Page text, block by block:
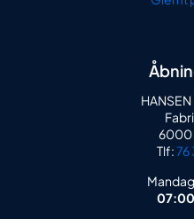
HANSEN
6000
Tlf:76